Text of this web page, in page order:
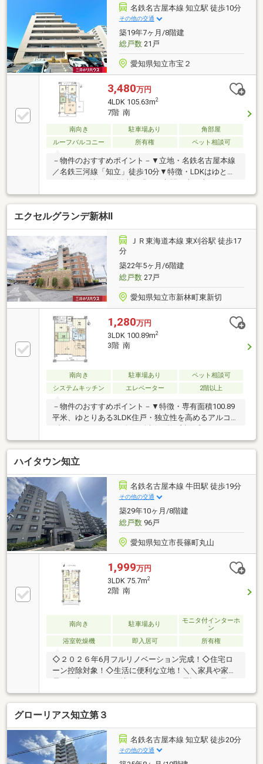
限内商品）プレゼント情報見ましたとお伝え下さい♪
名鉄名古屋本線 知立駅 徒歩10分
その他の交通
築19年7ヶ月/8階建
総戸数21戸
愛知県知立市宝２
3,480万円
4LDK 105.63m2
7階 南
南向き 駐車場あり
角部屋
ルーフバルコニー
所有権 ペット相談可
－物件のおすすめポイント－▼立地・名鉄名古屋本線
／名鉄三河線「知立」徒歩10分▼特徴・LDKはゆとり
コニーに面する設計・家事動線良好なアイランドキッ
チン・全居室6帖以上・収納スペースを確保・プライ
バシーに配慮された玄関ポーチ・敷地内平面駐車場1
台確保(車種による／使用料月額4000円～8000円）・
ペット飼育可能(細則有)▼設備・オール電化・1620サ
イズの浴室・オートロック・宅配ボックス■ ご希望の
住まい探しをお手伝いします ━━━━━・・・物件の
詳細・ご相談はお気軽にお問い合わせください。
エクセルグランデ新林Ⅱ
ＪＲ東海道本線 東刈谷駅 徒歩17
分
築22年5ヶ月/6階建
総戸数27戸
愛知県知立市新林町東新切
1,280万円
3LDK 100.89m2
3階 南
南向き 駐車場あり
ペット相談可
システムキッチン
エレベーター 2階以上
－物件のおすすめポイント－▼特徴・専有面積100.89
平米、ゆとりある3LDK住戸・独立性を高めるアルコー
ブ(トランクスペース有)・会話の弾む対面式キッチン
採用(背面にカップボード有)・洗面室は2WAY仕様につ
き、家事動線良好・足を伸ばしてくつろげる和室有・
主寝室は約7.5帖の広さ、WICを設置・北西側洋室は防
音室につき、多用途に活用可能・ペット飼育可能(規約
制限有)▼周辺環境・本林公園 徒歩6分(約460m)・知立
市立知立南小学校 徒歩9分(約700m)■ ご希望の住まい
探しをお手伝いします ━━━━━・・・物件の詳細・
ご相談はお気軽にお問い合わせください。
ハイタウン知立
名鉄名古屋本線 牛田駅 徒歩19分
その他の交通
築29年10ヶ月/8階建
総戸数96戸
愛知県知立市長篠町丸山
1,999万円
3LDK 75.7m2
2階 南
南向き 駐車場あり
モニタ付インターホ
ン
浴室乾燥機
即入居可 所有権
◇２０２６年6月フルリノベーション完成！◇住宅ロ
ーン控除対象！◇生活に便利な立地！＼＼家具や家
電、住宅ローンに組込めます／／▼お電話でのご予
約、ご質問・お問合せはこちらまで▼TEL：0120-09-
7549【通話無料】ニッカ不動産へ！～空家につき即日
のご案内も可能！～お気兼ねなくお問合せくださいま
せ。住宅ローンやリフォームのご相談も承ります！
【主なリノベーション内容】・システムキッチン、ユ
ニットバス、トイレ交換・洗面化粧台交換 ・建具交
換・クロス、フローリング貼替 ・クッションフロア
グローリアス知立第３
名鉄名古屋本線 知立駅 徒歩20分
その他の交通